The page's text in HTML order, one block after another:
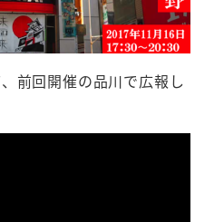
前回開催の品川で広報し